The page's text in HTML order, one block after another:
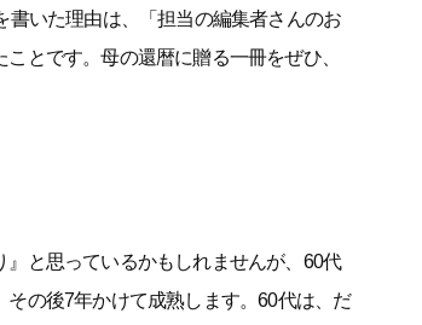
書いた理由は、「担当の編集者さんのお
とです。母の還暦に贈る一冊をぜひ、
』と思っているかもしれませんが、60代
の後7年かけて成熟します。60代は、だ